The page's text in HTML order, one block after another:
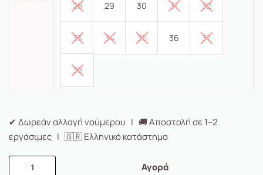
28 29 30 31 32
33 34 35 36 37
38
✔ Δωρεάν αλλαγή νούμερου | 🚚 Αποστολή σε 1–2
εργάσιμες | 🇬🇷 Ελληνικό κατάστημα
Αγορά